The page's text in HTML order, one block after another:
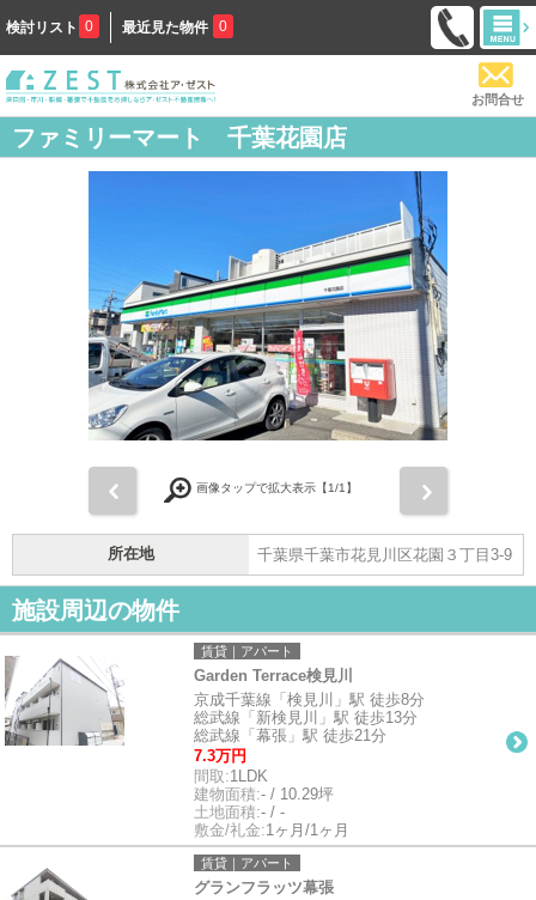
検討リスト 0 最近見た物件 0
お問合せ
ファミリーマート 千葉花園店
画像タップで拡大表示【1/1】
所在地 千葉県千葉市花見川区花園３丁目3-9
施設周辺の物件
賃貸｜アパート
Garden Terrace検見川
京成千葉線「検見川」駅 徒歩8分
総武線「新検見川」駅 徒歩13分
総武線「幕張」駅 徒歩21分
7.3万円
間取:1LDK
建物面積:- / 10.29坪
土地面積:- / -
敷金/礼金:1ヶ月/1ヶ月
賃貸｜アパート
グランフラッツ幕張